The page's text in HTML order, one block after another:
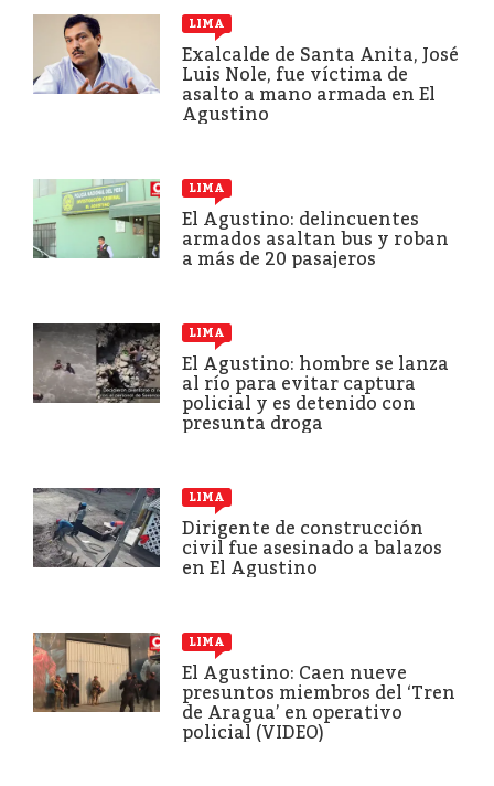
LIMA
Exalcalde de Santa Anita, José
Luis Nole, fue víctima de
asalto a mano armada en El
Agustino
LIMA
El Agustino: delincuentes
armados asaltan bus y roban
a más de 20 pasajeros
LIMA
El Agustino: hombre se lanza
al río para evitar captura
policial y es detenido con
presunta droga
LIMA
Dirigente de construcción
civil fue asesinado a balazos
en El Agustino
LIMA
El Agustino: Caen nueve
presuntos miembros del ‘Tren
de Aragua’ en operativo
policial (VIDEO)